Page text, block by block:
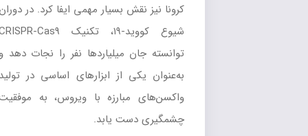
کرونا نیز نقش بسیار مهمی ایفا کرد. در دوران
شیوع کووید-۱۹، تکنیک CRISPR-Cas9
توانسته جان میلیاردها نفر را نجات دهد و
به‌عنوان یکی از ابزارهای اساسی در تولید
واکسن‌های مبارزه با ویروس، به موفقیت
چشمگیری دست یابد.